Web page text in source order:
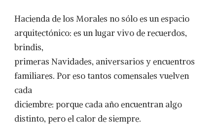
Hacienda de los Morales no sólo es un espacio
arquitectónico: es un lugar vivo de recuerdos,
brindis,
primeras Navidades, aniversarios y encuentros
familiares. Por eso tantos comensales vuelven
cada
diciembre: porque cada año encuentran algo
distinto, pero el calor de siempre.